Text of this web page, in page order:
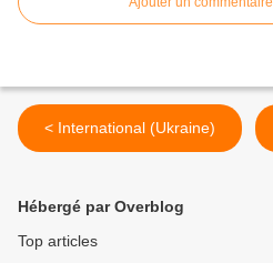
< International (Ukraine)
Hébergé par Overblog
Top articles